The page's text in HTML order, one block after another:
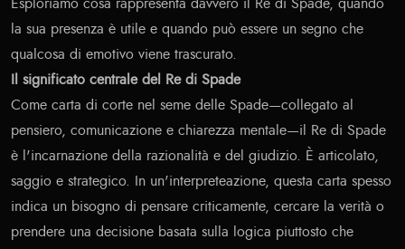
Esploriamo cosa rappresenta davvero il Re di Spade, quando
la sua presenza è utile e quando può essere un segno che
qualcosa di emotivo viene trascurato.
Il significato centrale del Re di Spade
Come carta di corte nel seme delle Spade—collegato al
pensiero, comunicazione e chiarezza mentale—il Re di Spade
è l'incarnazione della razionalità e del giudizio. È articolato,
saggio e strategico. In un'interpreteazione, questa carta spesso
indica un bisogno di pensare criticamente, cercare la verità o
prendere una decisione basata sulla logica piuttosto che